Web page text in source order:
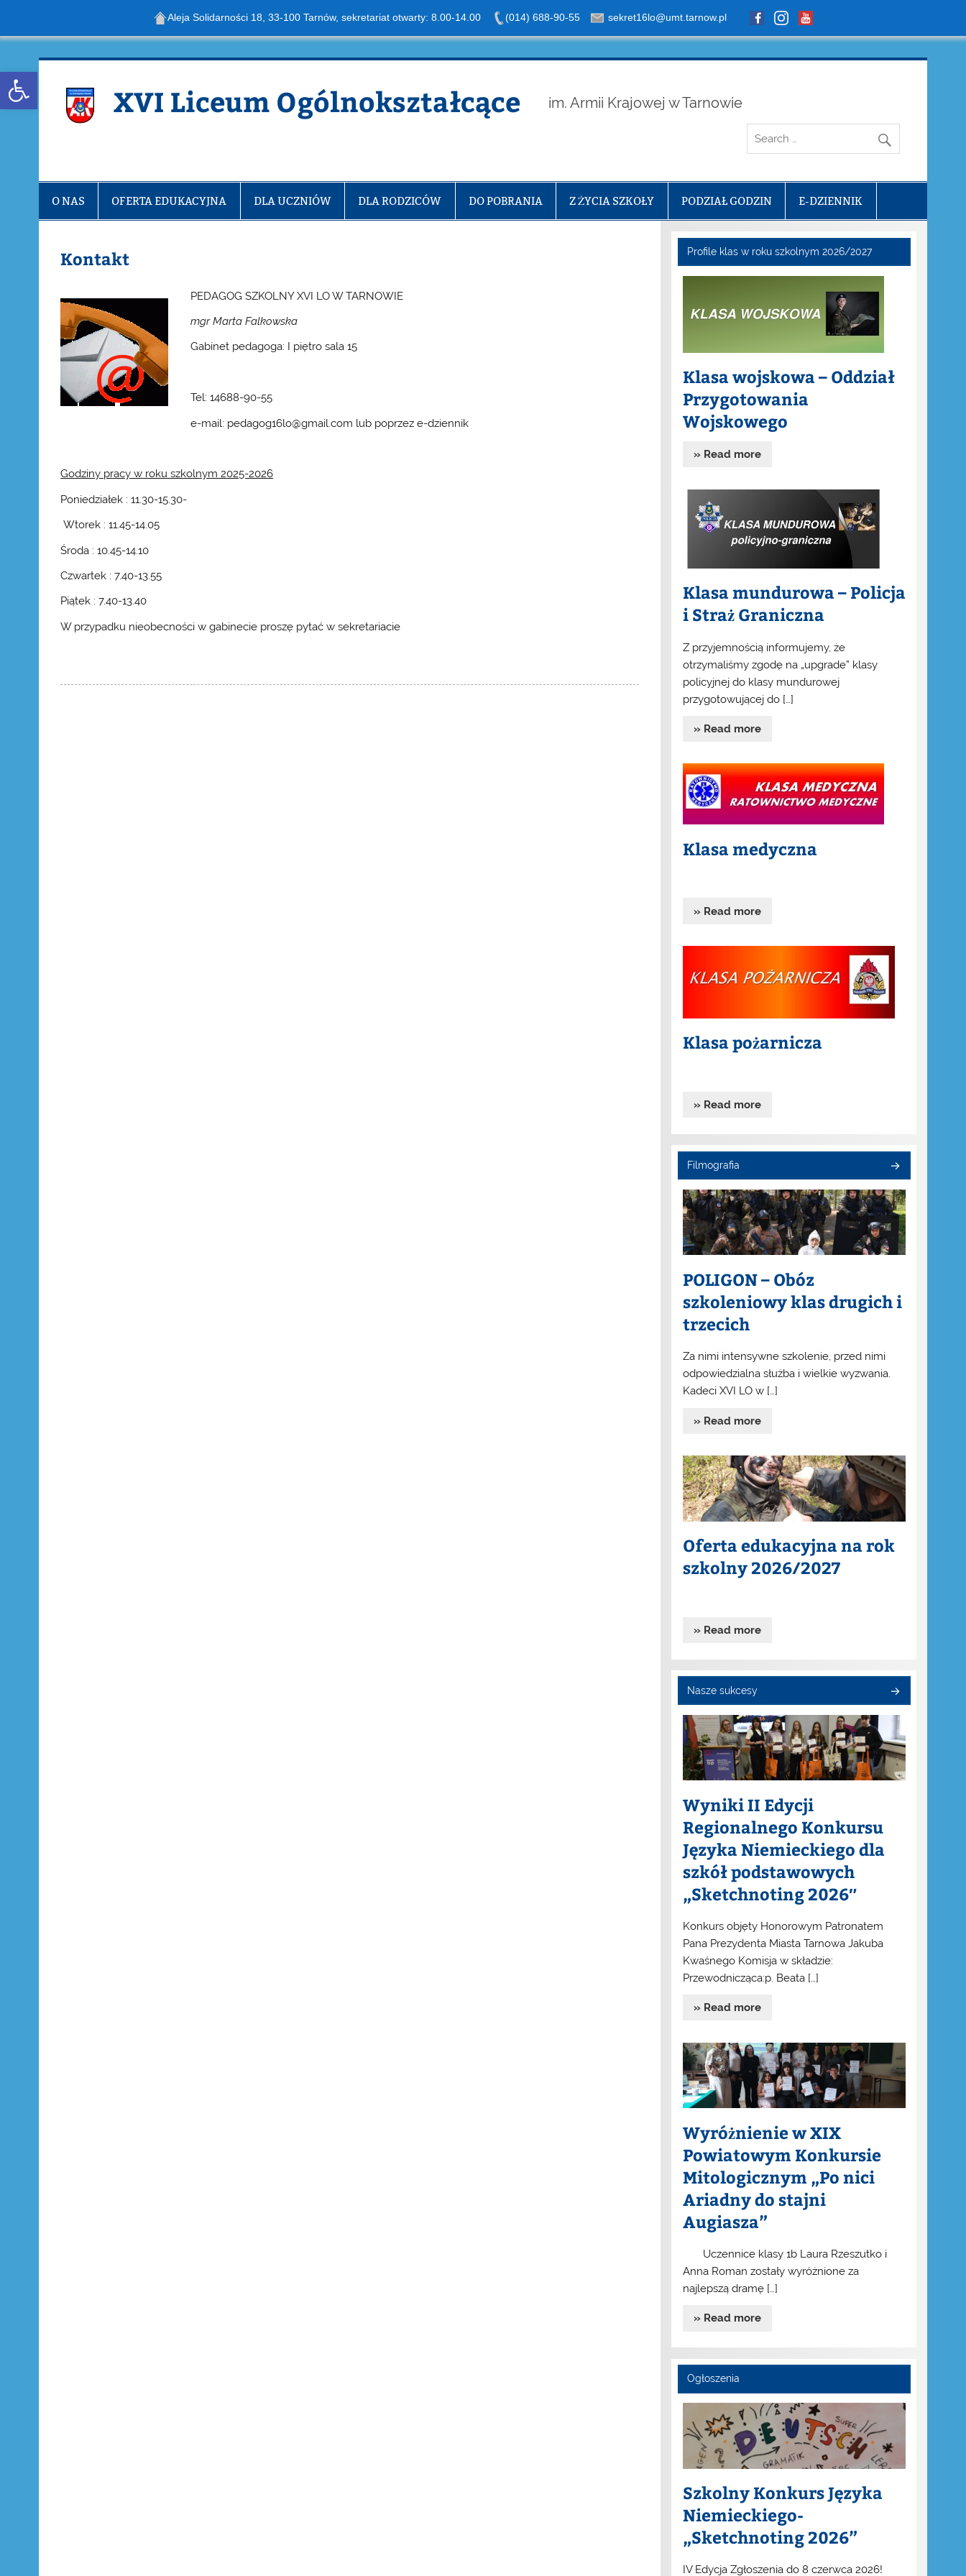
Open toolbar
Aleja Solidarności 18, 33-100 Tarnów, sekretariat otwarty: 8.00-14.00 (014) 688-90-55 sekret16lo@umt.tarnow.pl
Skip
XVI Liceum Ogólnokształcące im. Armii Krajowej w Tarnowie
O NAS OFERTA EDUKACYJNA DLA UCZNIÓW DLA RODZICÓW DO POBRANIA Z ŻYCIA SZKOŁY PODZIAŁ GODZIN E-DZIENNIK
Kontakt
PEDAGOG SZKOLNY XVI LO W TARNOWIE
mgr Marta Falkowska
Gabinet pedagoga: I piętro sala 15
Tel: 14688-90-55
e-mail: pedagog16lo@gmail.com lub poprzez e-dziennik
Godziny pracy w roku szkolnym 2025-2026
Poniedziałek : 11.30-15.30-
Wtorek : 11.45-14.05
Środa : 10.45-14.10
Czwartek : 7.40-13.55
Piątek : 7.40-13.40
W przypadku nieobecności w gabinecie proszę pytać w sekretariacie
Profile klas w roku szkolnym 2026/2027
Klasa wojskowa – Oddział
Przygotowania
Wojskowego
» Read more
Klasa mundurowa – Policja
i Straż Graniczna
Z przyjemnością informujemy, że
otrzymaliśmy zgodę na „upgrade” klasy
policyjnej do klasy mundurowej
przygotowującej do […]
» Read more
Klasa medyczna
» Read more
Klasa pożarnicza
» Read more
Filmografia
POLIGON – Obóz
szkoleniowy klas drugich i
trzecich
Za nimi intensywne szkolenie, przed nimi
odpowiedzialna służba i wielkie wyzwania.
Kadeci XVI LO w […]
» Read more
Oferta edukacyjna na rok
szkolny 2026/2027
» Read more
Nasze sukcesy
Wyniki II Edycji
Regionalnego Konkursu
Języka Niemieckiego dla
szkół podstawowych
„Sketchnoting 2026″
Konkurs objęty Honorowym Patronatem
Pana Prezydenta Miasta Tarnowa Jakuba
Kwaśnego Komisja w składzie:
Przewodnicząca:p. Beata […]
» Read more
Wyróżnienie w XIX
Powiatowym Konkursie
Mitologicznym „Po nici
Ariadny do stajni
Augiasza”
Uczennice klasy 1b Laura Rzeszutko i
Anna Roman zostały wyróżnione za
najlepszą dramę […]
» Read more
Ogłoszenia
Szkolny Konkurs Języka
Niemieckiego-
„Sketchnoting 2026”
IV Edycja Zgłoszenia do 8 czerwca 2026!